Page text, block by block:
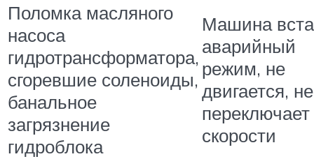
Поломка масляного
насоса
гидротрансформатора,
сгоревшие соленоиды,
банальное
загрязнение
гидроблока
Машина
аварийный
режим, не
двигается, не
переключает
скорости